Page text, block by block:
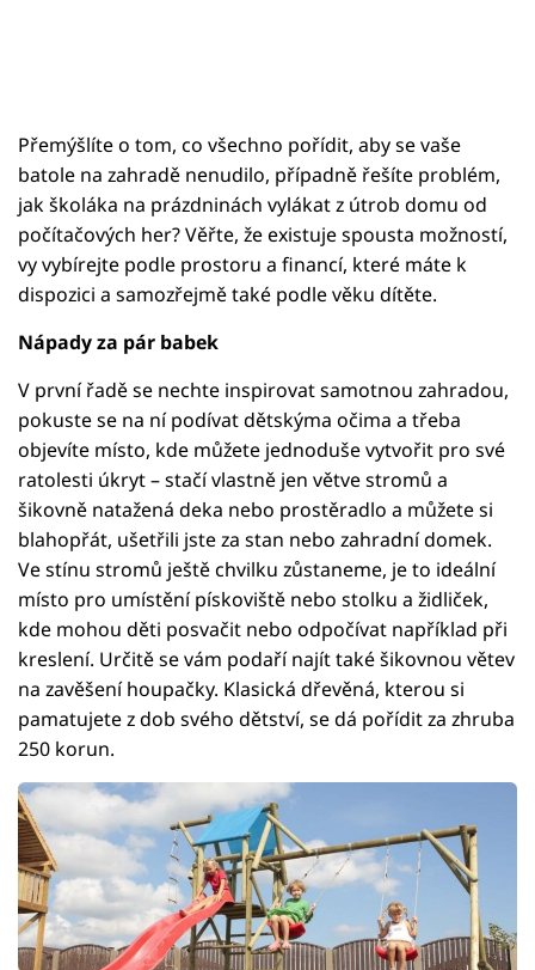
Přemýšlíte o tom, co všechno pořídit, aby se vaše
batole na zahradě nenudilo, případně řešíte problém,
jak školáka na prázdninách vylákat z útrob domu od
počítačových her? Věřte, že existuje spousta možností,
vy vybírejte podle prostoru a financí, které máte k
dispozici a samozřejmě také podle věku dítěte.
Nápady za pár babek
V první řadě se nechte inspirovat samotnou zahradou,
pokuste se na ní podívat dětskýma očima a třeba
objevíte místo, kde můžete jednoduše vytvořit pro své
ratolesti úkryt – stačí vlastně jen větve stromů a
šikovně natažená deka nebo prostěradlo a můžete si
blahopřát, ušetřili jste za stan nebo zahradní domek.
Ve stínu stromů ještě chvilku zůstaneme, je to ideální
místo pro umístění pískoviště nebo stolku a židliček,
kde mohou děti posvačit nebo odpočívat například při
kreslení. Určitě se vám podaří najít také šikovnou větev
na zavěšení houpačky. Klasická dřevěná, kterou si
pamatujete z dob svého dětství, se dá pořídit za zhruba
250 korun.